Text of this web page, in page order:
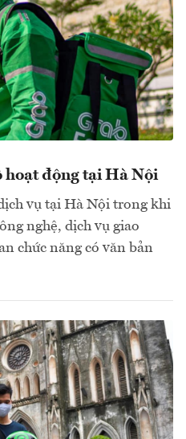
hoạt động tại Hà Nội
vụ tại Hà Nội trong khi
nghệ, dịch vụ giao
chức năng có văn bản